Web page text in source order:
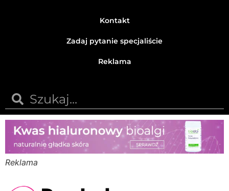
Kontakt
Zadaj pytanie specjaliście
Reklama
Reklama